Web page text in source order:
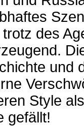
trotz des
und
Style
gefällt!